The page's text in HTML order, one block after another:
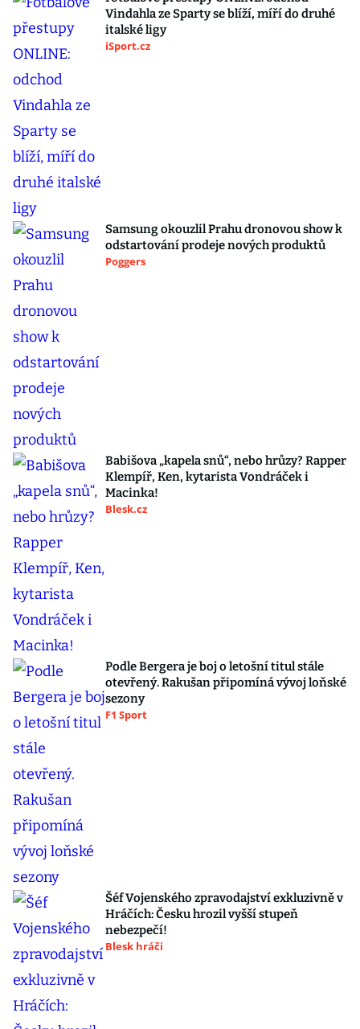
Vindahla ze Sparty se blíží, míří do druhé
italské ligy
iSport.cz
Samsung okouzlil Prahu dronovou show k
odstartování prodeje nových produktů
Poggers
Babišova „kapela snů“, nebo hrůzy? Rapper
Klempíř, Ken, kytarista Vondráček i
Macinka!
Blesk.cz
Podle Bergera je boj o letošní titul stále
otevřený. Rakušan připomíná vývoj loňské
sezony
F1 Sport
Šéf Vojenského zpravodajství exkluzivně v
Hráčích: Česku hrozil vyšší stupeň
nebezpečí!
Blesk hráči